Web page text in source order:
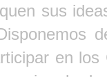
sus
en